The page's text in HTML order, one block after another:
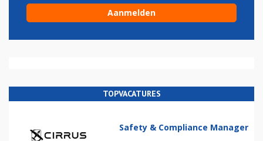
TOPVACATURES
Safety & Compliance Manager